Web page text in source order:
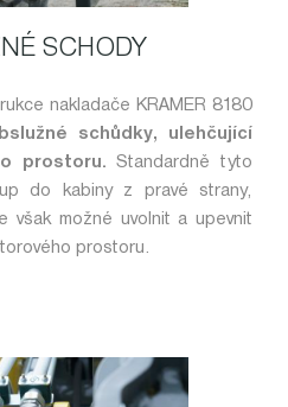
SCHODY
nakladače KRAMER 8180
schůdky, ulehčující
prostoru. Standardně tyto
do kabiny z pravé strany,
však možné uvolnit a upevnit
prostoru.